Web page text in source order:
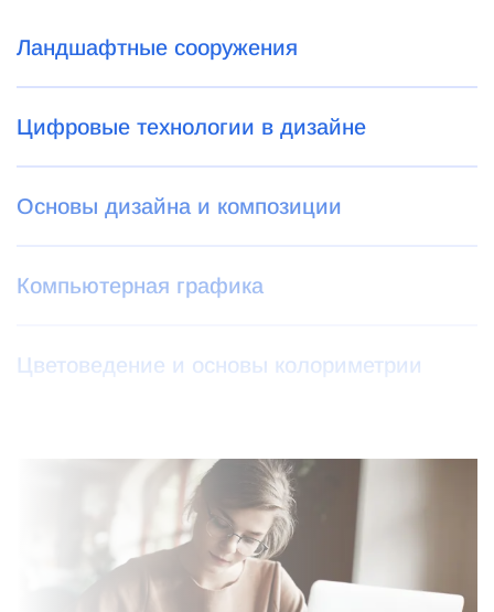
Ландшафтные сооружения
Цифровые технологии в дизайне
Основы дизайна и композиции
Компьютерная графика
Цветоведение и основы колориметрии